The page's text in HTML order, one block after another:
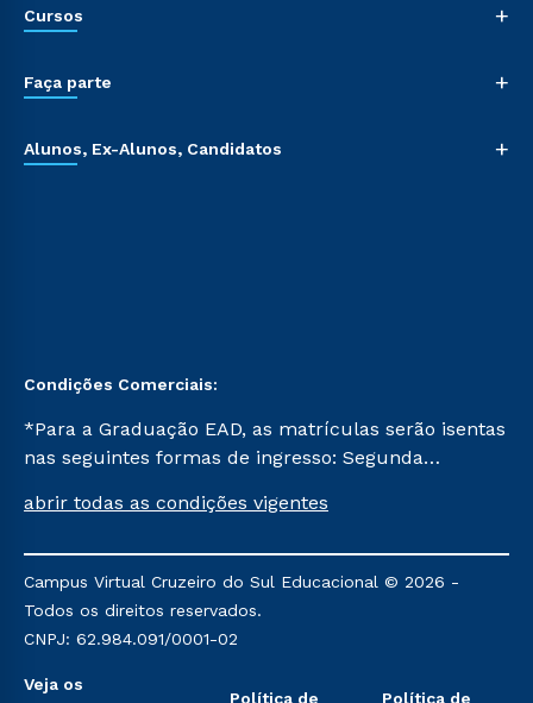
Cursos +
Faça parte +
Alunos, Ex-Alunos, Candidatos +
Condições Comerciais:
*Para a Graduação EAD, as matrículas serão isentas
nas seguintes formas de ingresso: Segunda
Já para as demais, a taxa de matrícula será de R$
mencionadas são referentes aos cursos: Ensino
Religioso, Geografia para a Docência e Metodologia
do Ensino de História: Questões Atuais.
abrir todas as condições vigentes
Campus Virtual Cruzeiro do Sul Educacional © 2026 -
Todos os direitos reservados.
CNPJ: 62.984.091/0001-02
Veja os
Política de Política de